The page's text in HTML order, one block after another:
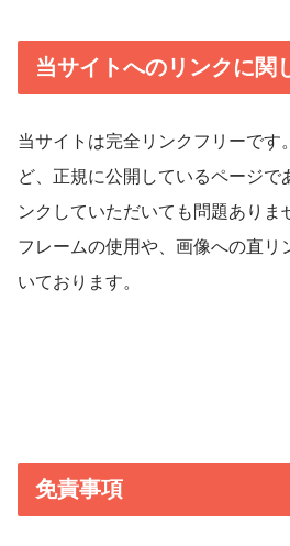
当サイトへのリンクに関
当サイトは完全リンクフリーです
ど、正規に公開しているページで
ンクしていただいても問題ありま
フレームの使用や、画像への直リ
いております。
免責事項